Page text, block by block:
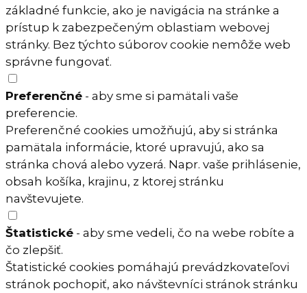
základné funkcie, ako je navigácia na stránke a
prístup k zabezpečeným oblastiam webovej
stránky. Bez týchto súborov cookie nemôže web
správne fungovať.
Preferenčné - aby sme si pamätali vaše
preferencie.
Preferenčné cookies umožňujú, aby si stránka
pamätala informácie, ktoré upravujú, ako sa
stránka chová alebo vyzerá. Napr. vaše prihlásenie,
obsah košíka, krajinu, z ktorej stránku
navštevujete.
Štatistické - aby sme vedeli, čo na webe robíte a
čo zlepšiť.
Štatistické cookies pomáhajú prevádzkovateľovi
stránok pochopiť, ako návštevníci stránok stránku